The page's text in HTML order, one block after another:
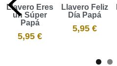
Llavero Eres
un Súper
Papá
5,95 €
Llavero Feliz
Día Papá
5,95 €